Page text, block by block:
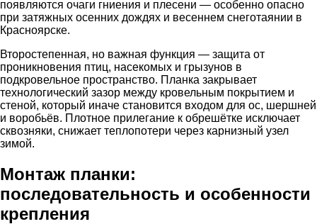
появляются очаги гниения и плесени — особенно опасно
при затяжных осенних дождях и весеннем снеготаянии в
Красноярске.
Второстепенная, но важная функция — защита от
проникновения птиц, насекомых и грызунов в
подкровельное пространство. Планка закрывает
технологический зазор между кровельным покрытием и
стеной, который иначе становится входом для ос, шершней
и воробьёв. Плотное прилегание к обрешётке исключает
сквозняки, снижает теплопотери через карнизный узел
зимой.
Монтаж планки:
последовательность и особенности
крепления